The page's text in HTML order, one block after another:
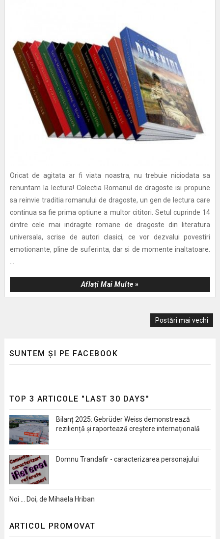
Oricat de agitata ar fi viata noastra, nu trebuie niciodata sa
renuntam la lectura! Colectia Romanul de dragoste isi propune
sa reinvie traditia romanului de dragoste, un gen de lectura care
continua sa fie prima optiune a multor cititori. Setul cuprinde 14
dintre cele mai indragite romane de dragoste din literatura
universala, scrise de autori clasici, ce vor dezvalui povestiri
emotionante, pline de suferinta, dar si de momente inaltatoare.
Aflați Mai Multe »
Postări mai vechi
SUNTEM ȘI PE FACEBOOK
TOP 3 ARTICOLE "LAST 30 DAYS"
Bilanț 2025: Gebrüder Weiss demonstrează
reziliență și raportează creștere internațională
Domnu Trandafir - caracterizarea personajului
Noi … Doi, de Mihaela Hriban
ARTICOL PROMOVAT